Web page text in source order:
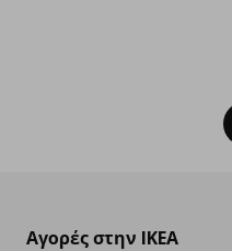
Αγορές στην IKEA